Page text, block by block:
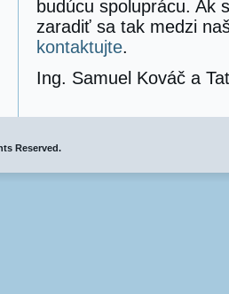
budúcu spoluprácu. Ak
zaradiť sa tak medzi
kontaktujte.
Ing. Samuel Kováč a
Reserved.